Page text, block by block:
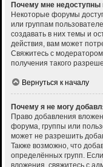
Почему мне
Некоторые форумы
или группам
создавать в них темы и
действия, вам может
Свяжитесь с
получения такого
Вернуться к началу
Почему я не могу
Право добавления
форума, группы или
может не разрешить
Также возможно, что
определённых групп.
вложения, свяжитесь с